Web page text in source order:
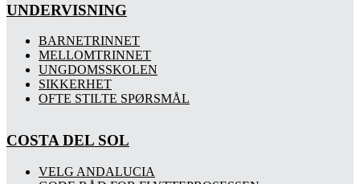
UNDERVISNING
BARNETRINNET
MELLOMTRINNET
UNGDOMSSKOLEN
SIKKERHET
OFTE STILTE SPØRSMÅL
COSTA DEL SOL
VELG ANDALUCIA